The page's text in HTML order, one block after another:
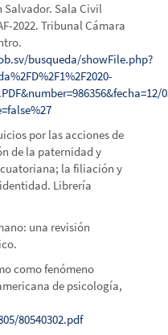
Salvador. Sala Civil
2022. Tribunal Cámara
busqueda/showFile.php?
por las acciones de
de la paternidad y
la filiación y
Librería
una revisión
como fenómeno
de psicología,
80540302.pdf